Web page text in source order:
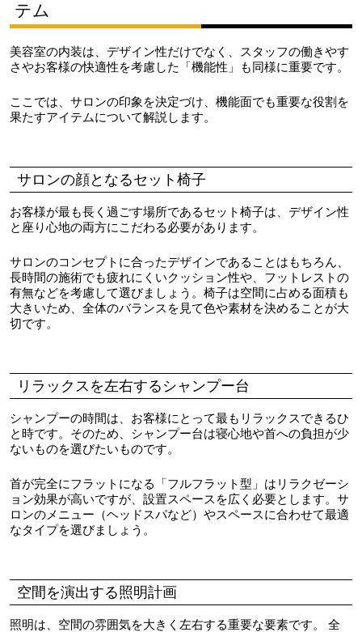
テム
美容室の内装は、デザイン性だけでなく、スタッフの働きやす
さやお客様の快適性を考慮した「機能性」も同様に重要です。
ここでは、サロンの印象を決定づけ、機能面でも重要な役割を
果たすアイテムについて解説します。
サロンの顔となるセット椅子
お客様が最も長く過ごす場所であるセット椅子は、デザイン性
と座り心地の両方にこだわる必要があります。
サロンのコンセプトに合ったデザインであることはもちろん、
長時間の施術でも疲れにくいクッション性や、フットレストの
有無などを考慮して選びましょう。椅子は空間に占める面積も
大きいため、全体のバランスを見て色や素材を決めることが大
切です。
リラックスを左右するシャンプー台
シャンプーの時間は、お客様にとって最もリラックスできるひ
と時です。そのため、シャンプー台は寝心地や首への負担が少
ないものを選びたいものです。
首が完全にフラットになる「フルフラット型」はリラクゼーシ
ョン効果が高いですが、設置スペースを広く必要とします。サ
ロンのメニュー（ヘッドスパなど）やスペースに合わせて最適
なタイプを選びましょう。
空間を演出する照明計画
照明は、空間の雰囲気を大きく左右する重要な要素です。 全